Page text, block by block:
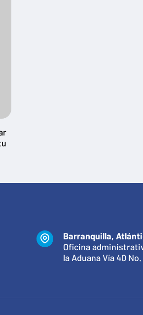
Barranquilla,
Oficina
la Aduana Vía 40 No.